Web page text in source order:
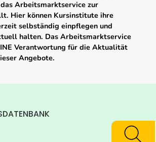
Arbeitsmarktservice zur
Hier können Kursinstitute ihre
selbständig einpflegen und
halten. Das Arbeitsmarktservice
Verantwortung für die Aktualität
Angebote.